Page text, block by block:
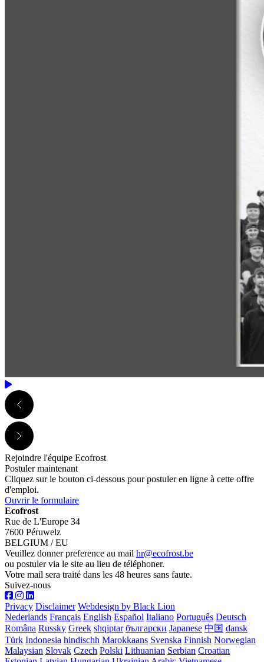
Rejoindre l'équipe Ecofrost
Postuler maintenant
Cliquez sur le bouton ci-dessous pour postuler en ligne à cette offre
d'emploi.
Ouvrir le formulaire
Ecofrost
Rue de L'Europe 34
7600 Péruwelz
BELGIUM / EU
Veuillez donner preference au mail hr@ecofrost.be
ou postuler via le site au lieu de téléphoner.
Votre mail sera traité dans les 48 heures sans faute.
Suivez-nous
Privacy Disclaimer Webdesign by Black Lion
Nederlands Français English Español Italiano Português Deutsch
Româna Russky Greek shqiptar български Japanese 中国 dansk
Türk Indonesia hindischh Marokkaans Svenska Finnish Norwegian
Malaysian Slovak Czech Polski Lithuanian Serbian Croatian